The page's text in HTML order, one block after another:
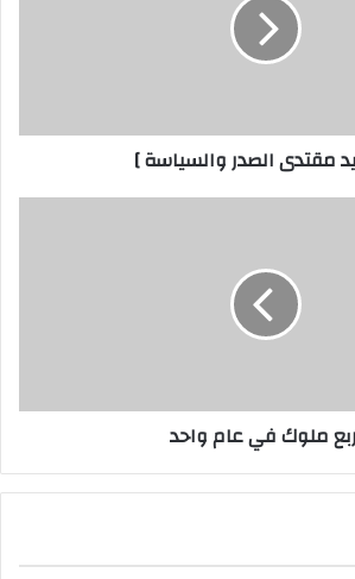
مقتدى الصدر والسياسة ]
ملوك في عام واحد